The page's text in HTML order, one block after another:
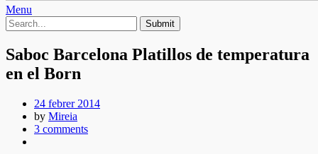
Menu
Saboc Barcelona Platillos de temperatura
en el Born
24 febrer 2014
by Mireia
3 comments